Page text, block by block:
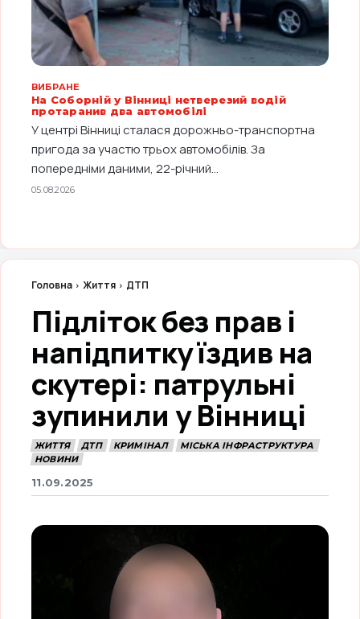
ВИБРАНЕ
На Соборній у Вінниці нетверезий водій
протаранив два автомобілі
У центрі Вінниці сталася дорожньо-транспортна
пригода за участю трьох автомобілів. За
попередніми даними, 22-річний...
05.08.2026